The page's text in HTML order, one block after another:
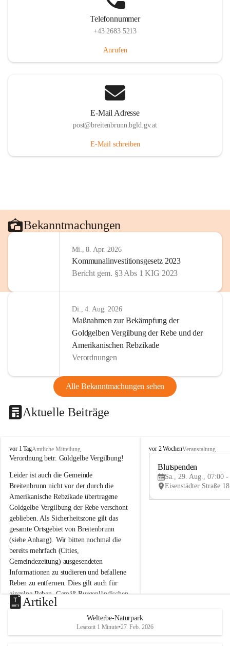
Telefonnummer
+43 2683 5213
Anrufen
E-Mail Adresse
post@breitenbrunn.bgld.gv.at
E-Mail schreiben
Bekanntmachungen
Mi., 8. Apr. 2026
Kommunalinvestitionsgesetz 2023
Bericht gem. §3 Abs 1 KIG 2023
Di., 4. Aug. 2026
Maßnahmen zur Bekämpfung der
Goldgelben Vergilbung der Rebe und der
Amerikanischen Rebzikade
Verordnungen
Alle Bekanntmachungen sehen
Aktuelle Beiträge
B
r
i
t
e
n
b
r
u
n
n
a
m
N
e
u
s
d
vor 1 TagAmtliche Mitteilung
Verordnung betr. Goldgelbe Vergilbung!
Leider ist auch die Gemeinde
Breitenbrunn nicht vor der durch die
Amerikanische Rebzikade übertragene
Goldgelbe Vergilbung der Rebe verschont
geblieben. Als Sicherheitszone gilt das
gesamte Ortsgebiet von Breitenbrunn
(siehe Anhang). Wir bitten nochmal die
bereits mehrfach (Cities,
Gemeindezeitung) ausgesendeten
Informationen zu studieren und befallene
Reben zu entfernen. Dies gilt auch für
einzelne Reben. Gemäß Burgenländischen
Weinbaugesetz sind nicht gepflegte oder
unzulässige Weingärten zu roden! Bitte
helfen wir zusammen um unsere Winzer
vor den prognostizierten Ernteausfällen
B
e
u
e
d
vor 2 WochenVeranstaltung
Blutspenden
Sa., 29. Aug., 07:00 -
Artikel
Welterbe-Naturpark
Lesezeit 1 Minute•27. Feb. 2026